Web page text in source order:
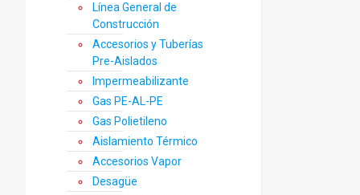
Línea General de
Construcción
Accesorios y Tuberías
Pre-Aislados
Impermeabilizante
Gas PE-AL-PE
Gas Polietileno
Aislamiento Térmico
Accesorios Vapor
Desagüe